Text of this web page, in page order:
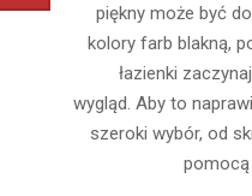
piękny może być
kolory farb blakną,
łazienki
wygląd. Aby to
szeroki wybór, od